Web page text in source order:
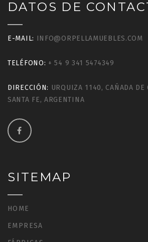
DATOS DE
E-MAIL: INFO@ORPELLAMUEBLES.COM
TELÉFONO: + 54 9 341 5474349
DIRECCIÓN: URQUIZA 1140, CAÑADA
SANTA FE, ARGENTINA
SITEMAP
HOME
EMPRESA